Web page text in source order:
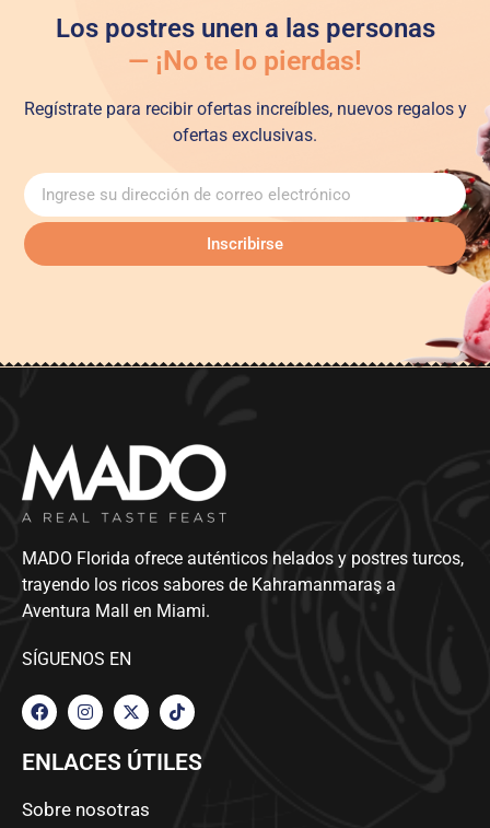
Los postres unen a las personas
— ¡No te lo pierdas!
Regístrate para recibir ofertas increíbles, nuevos regalos y
ofertas exclusivas.
Inscribirse
MADO Florida ofrece auténticos helados y postres turcos,
trayendo los ricos sabores de Kahramanmaraş a
Aventura Mall en Miami.
SÍGUENOS EN
ENLACES ÚTILES
Sobre nosotras